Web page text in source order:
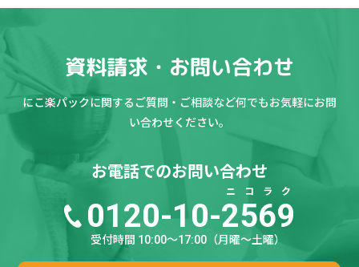
資料請求・お問い合わせ
にこ楽パックに関するご質問・ご相談など何でもお気軽にお問
い合わせください。
お電話でのお問い合わせ
0120-10-2
ニ
5
コ
6
ラ
9
ク
受付時間 10:00～17:00（月曜～土曜）